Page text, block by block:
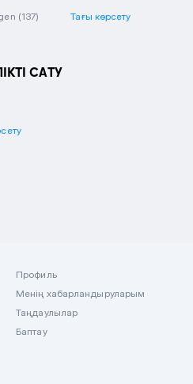
(137) Тағы көрсету
САТУ
Профиль
Менің хабарландыруларым
Таңдаулылар
Баптау